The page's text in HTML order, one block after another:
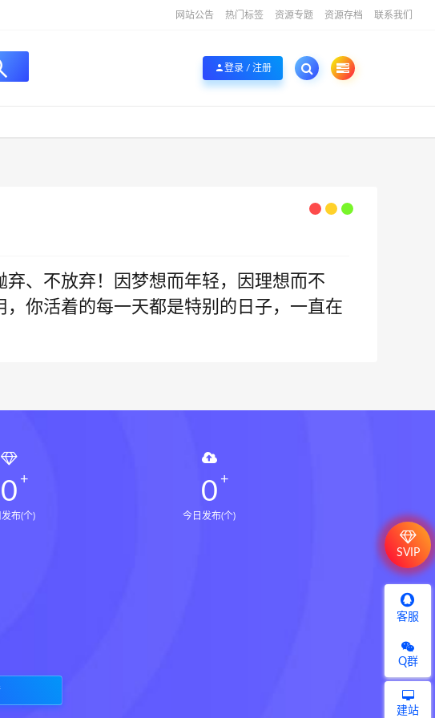
网站公告 热门标签 资源专题 资源存档 联系我们
登录 / 注册
、不放弃！因梦想而年轻，因理想而不
你活着的每一天都是特别的日子，一直在
0
布(个)
0
今日发布(个)
SVIP
客服
Q群
建站